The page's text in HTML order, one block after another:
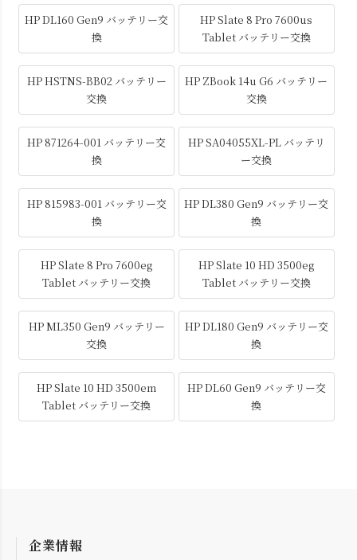
HP DL160 Gen9 バッテリー交
換
HP Slate 8 Pro 7600us
Tablet バッテリー交換
HP HSTNS-BB02 バッテリー
交換
HP ZBook 14u G6 バッテリー
交換
HP 871264-001 バッテリー交
換
HP SA04055XL-PL バッテリ
ー交換
HP 815983-001 バッテリー交
換
HP DL380 Gen9 バッテリー交
換
HP Slate 8 Pro 7600eg
Tablet バッテリー交換
HP Slate 10 HD 3500eg
Tablet バッテリー交換
HP ML350 Gen9 バッテリー
交換
HP DL180 Gen9 バッテリー交
換
HP Slate 10 HD 3500em
Tablet バッテリー交換
HP DL60 Gen9 バッテリー交
換
企業情報